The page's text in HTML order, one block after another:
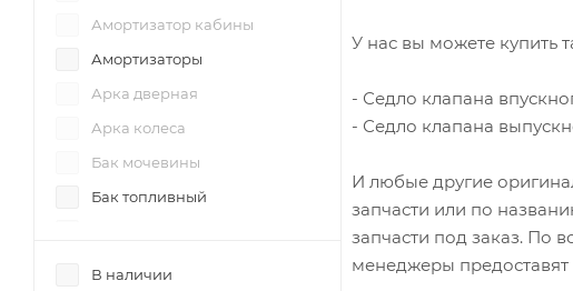
У нас вы можете купить
- Седло клапана
- Седло клапана
И любые другие
запчасти или по
запчасти под заказ. По
менеджеры
Фотон 1049
Фотон 1049А
Фотон 1049С
Фотон 1051
Фотон 1061
Фотон 1065 (S65)
Амортизатор кабины
Амортизаторы
Арка дверная
Арка колеса
Бак мочевины
Бак топливный
В наличии